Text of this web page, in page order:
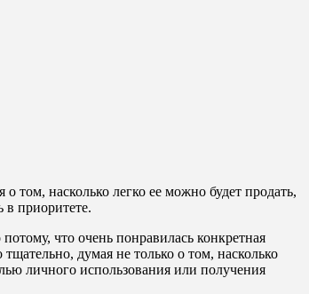
том, насколько легко ее можно будет продать,
в приоритете.
что очень понравилась конкретная
думая не только о том, насколько
личного использования или получения